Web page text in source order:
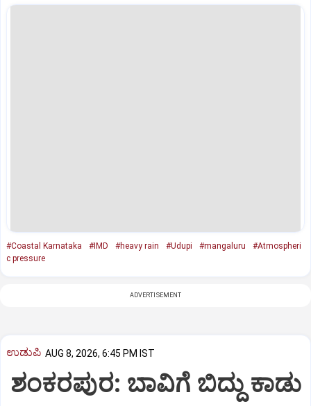
#Coastal Karnataka #IMD #heavy rain #Udupi #mangaluru
#Atmospheri
c pressure
ADVERTISEMENT
ಉಡುಪಿ AUG 8, 2026, 6:45 PM IST
ಶಂಕರಪುರ: ಬಾವಿಗೆ ಬಿದ್ದು ಕಾಡು